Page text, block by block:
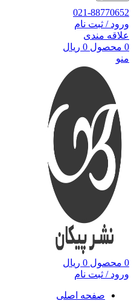
021-88770652
ورود / ثبت نام
علاقه مندی
0 محصول 0 ریال
منو
0 محصول 0 ریال
ورود / ثبت نام
صفحه اصلی